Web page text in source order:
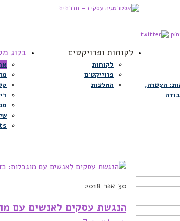
העשרה,
לקוחות ופרויקטים
לקוחות
פרוייקטים
המלצות
בלוג
30 אפר 2018
הנגשת עסקים לאנשים עם